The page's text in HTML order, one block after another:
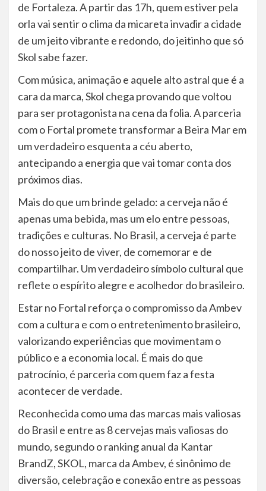
de Fortaleza. A partir das 17h, quem estiver pela
orla vai sentir o clima da micareta invadir a cidade
de um jeito vibrante e redondo, do jeitinho que só
Skol sabe fazer.
Com música, animação e aquele alto astral que é a
cara da marca, Skol chega provando que voltou
para ser protagonista na cena da folia. A parceria
com o Fortal promete transformar a Beira Mar em
um verdadeiro esquenta a céu aberto,
antecipando a energia que vai tomar conta dos
próximos dias.
Mais do que um brinde gelado: a cerveja não é
apenas uma bebida, mas um elo entre pessoas,
tradições e culturas. No Brasil, a cerveja é parte
do nosso jeito de viver, de comemorar e de
compartilhar. Um verdadeiro símbolo cultural que
reflete o espírito alegre e acolhedor do brasileiro.
Estar no Fortal reforça o compromisso da Ambev
com a cultura e com o entretenimento brasileiro,
valorizando experiências que movimentam o
público e a economia local. É mais do que
patrocínio, é parceria com quem faz a festa
acontecer de verdade.
Reconhecida como uma das marcas mais valiosas
do Brasil e entre as 8 cervejas mais valiosas do
mundo, segundo o ranking anual da Kantar
BrandZ, SKOL, marca da Ambev, é sinônimo de
diversão, celebração e conexão entre as pessoas